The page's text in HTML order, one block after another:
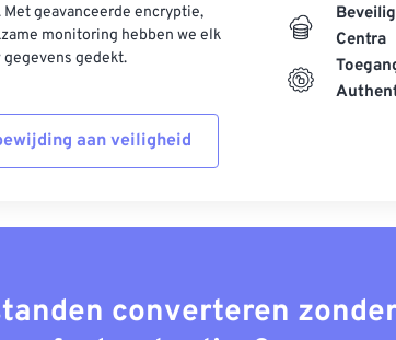
geavanceerde encryptie,
monitoring hebben we elk
gedekt.
aan veiligheid
Centra
converteren